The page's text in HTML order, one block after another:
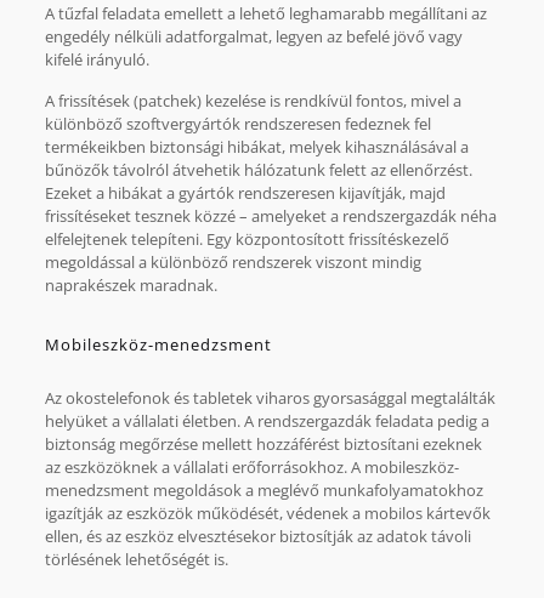
A tűzfal feladata emellett a lehető leghamarabb megállítani az
engedély nélküli adatforgalmat, legyen az befelé jövő vagy
kifelé irányuló.
A frissítések (patchek) kezelése is rendkívül fontos, mivel a
különböző szoftvergyártók rendszeresen fedeznek fel
termékeikben biztonsági hibákat, melyek kihasználásával a
bűnözők távolról átvehetik hálózatunk felett az ellenőrzést.
Ezeket a hibákat a gyártók rendszeresen kijavítják, majd
frissítéseket tesznek közzé – amelyeket a rendszergazdák néha
elfelejtenek telepíteni. Egy központosított frissítéskezelő
megoldással a különböző rendszerek viszont mindig
naprakészek maradnak.
Mobileszköz-menedzsment
Az okostelefonok és tabletek viharos gyorsasággal megtalálták
helyüket a vállalati életben. A rendszergazdák feladata pedig a
biztonság megőrzése mellett hozzáférést biztosítani ezeknek
az eszközöknek a vállalati erőforrásokhoz. A mobileszköz-
menedzsment megoldások a meglévő munkafolyamatokhoz
igazítják az eszközök működését, védenek a mobilos kártevők
ellen, és az eszköz elvesztésekor biztosítják az adatok távoli
törlésének lehetőségét is.